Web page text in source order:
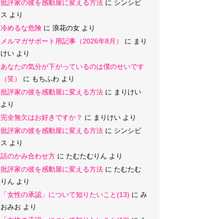
批評家の彼を感動屋に変える方法 に シンシビ
ス より
冷めるな危険 に 浪花の女 より
メルマガサポート用記事（2026年8月）
に まり
けい より
あなたの気分が下がっているのは僕のせいです
（笑）
に もちふわ より
批評家の彼を感動屋に変える方法 に まりけい
より
完全無欠はお好きですか？ に まりけい より
批評家の彼を感動屋に変える方法 に シンシビ
ス より
話のかみ合わせ方 に たむたむりん より
批評家の彼を感動屋に変える方法 に たむたむ
りん より
「女性の承認」について知りたいこと(13) に み
おみお より